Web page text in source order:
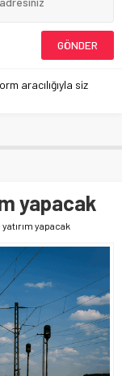
aracılığıyla siz
yapacak
yapacak